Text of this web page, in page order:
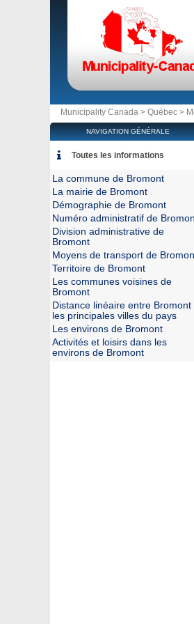
Municipality Canada > Québec >
NAVIGATION GÉNÉRALE
Toutes les informations
La commune de Bromont
La mairie de Bromont
Démographie de Bromont
Numéro administratif de
Division administrative de
Bromont
Moyens de transport de
Territoire de Bromont
Les communes voisines de
Bromont
Distance linéaire entre Bromont
les principales villes du pays
Les environs de Bromont
Activités et loisirs dans les
environs de Bromont